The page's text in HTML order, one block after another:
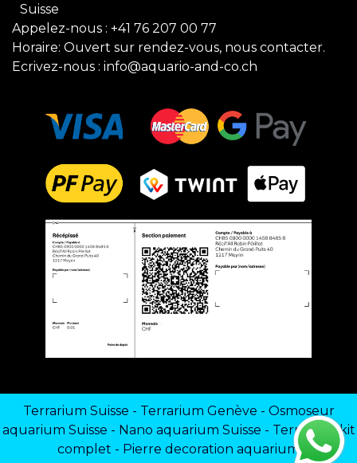
Suisse
Appelez-nous : +41 76 207 00 77
Horaire: Ouvert sur rendez-vous, nous contacter.
Ecrivez-nous : info@aquario-and-co.ch
Terrarium Suisse - Terrarium Genève - Osmoseur
aquarium Suisse - Nano aquarium Suisse - Terrarium kit
complet - Pierre decoration aquarium